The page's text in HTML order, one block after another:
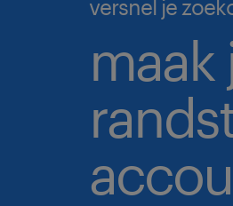
versnel je
maak